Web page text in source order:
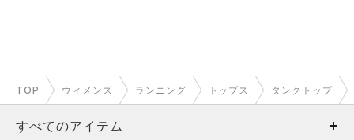
TOP ウィメンズ ランニング トップス タンクトップ
すべてのアイテム